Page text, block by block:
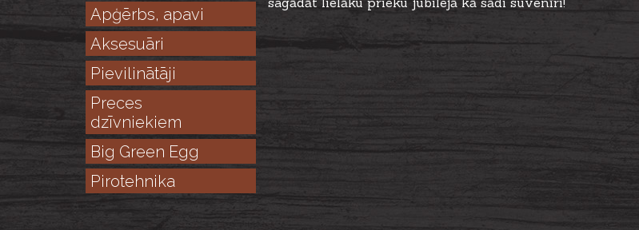
Apģērbs, apavi
Aksesuāri
Pievilinātāji
Preces
dzīvniekiem
Big Green Egg
Pirotehnika